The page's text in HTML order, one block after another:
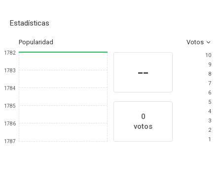
Estadísticas
Popularidad Votos
1782
1783
1784
1785
1786
1787
--
0
votos
10
9
8
7
6
5
4
3
2
1